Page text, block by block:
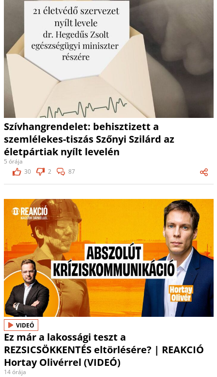
Szívhangrendelet: behisztizett a
szemlélekes-tiszás Szőnyi Szilárd az
életpártiak nyílt levelén
5 órája
30
2 87
VIDEÓ
Ez már a lakossági teszt a
REZSICSÖKKENTÉS eltörlésére? | REAKCIÓ
Hortay Olivérrel (VIDEÓ)
14 órája